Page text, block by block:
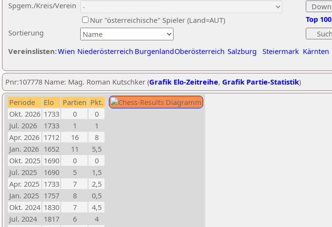
Sortierung
Spgem./Kreis/Verein
Nur "österreichische" Spieler (Land=AUT)
Vereinslisten:Wien Niederösterreich BurgenlandOberösterreich Salzburg Steiermark Kärnten
Top 100
Pnr:107778 Name: Mag. Roman Kutschker (Grafik Elo-Zeitreihe, Grafik Partie-Statistik)
Periode Elo Partien Pkt.
Okt. 2026 1733 0
0
Jul. 2026
1733 1
1
Apr. 2026 1712 16
8
Jan. 2026 1652 11
5,5
Okt. 2025 1690 0
0
Jul. 2025
1690 5
1,5
Apr. 2025 1733 7
2,5
Jan. 2025 1757 8
0,5
Okt. 2024 1830 7
4,5
Jul. 2024
1817 6
4